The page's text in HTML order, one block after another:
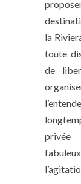
la
toute
de
privée